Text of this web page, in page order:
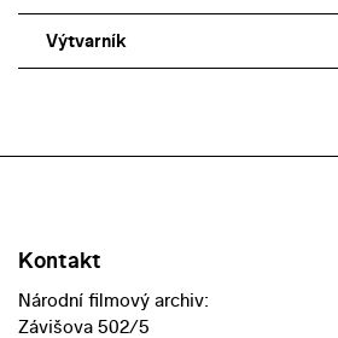
Výtvarník
Kontakt
Národní filmový archiv:
Závišova 502/5